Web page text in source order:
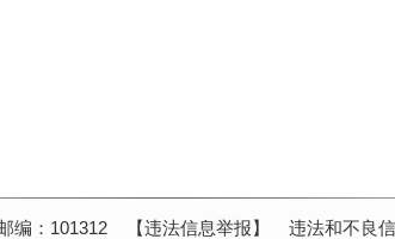
编：101312 【违法信息举报】 违法和不良信